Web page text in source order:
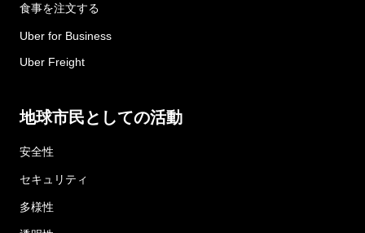
食事を注文する
Uber for Business
Uber Freight
地球市民としての活動
安全性
セキュリティ
多様性